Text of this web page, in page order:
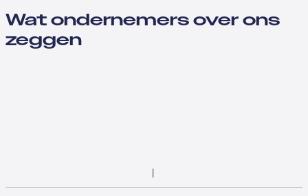
Wat ondernemers over ons
zeggen